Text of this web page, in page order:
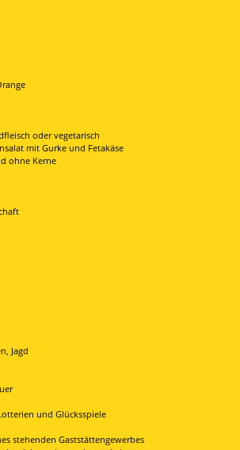
oder vegetarisch
mit Gurke und Fetakäse
ohne Kerne
Jagd
und Glücksspiele
stehenden Gaststättengewerbes